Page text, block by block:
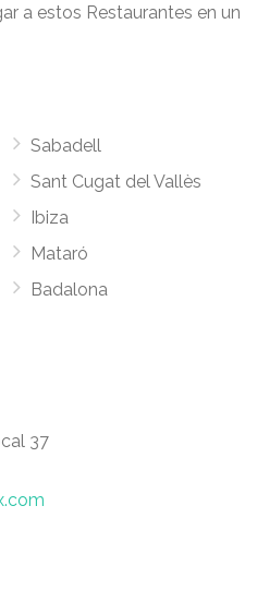
a estos Restaurantes en un
Sabadell
Sant Cugat del Vallès
Ibiza
Mataró
Badalona
37